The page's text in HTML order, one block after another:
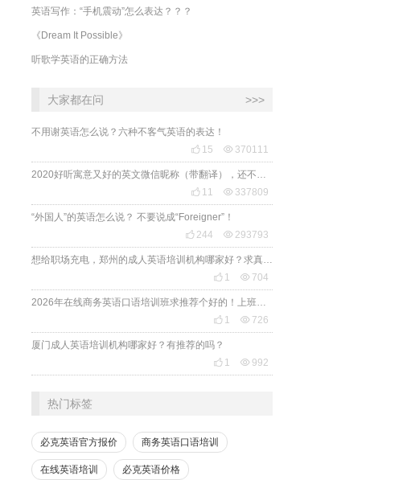
英语写作：“手机震动”怎么表达？？？
《Dream It Possible》
听歌学英语的正确方法
大家都在问 >>>
不用谢英语怎么说？六种不客气英语的表达！
 15  370111
 11  337809
“外国人”的英语怎么说？ 不要说成“Foreigner”！
 244  293793
 1  704
 1  726
厦门成人英语培训机构哪家好？有推荐的吗？
 1  992
热门标签
必克英语官方报价 商务英语口语培训
在线英语培训 必克英语价格